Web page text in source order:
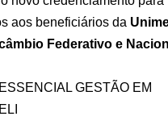
aos beneficiários da
Federativo e
ESSENCIAL GESTÃO EM